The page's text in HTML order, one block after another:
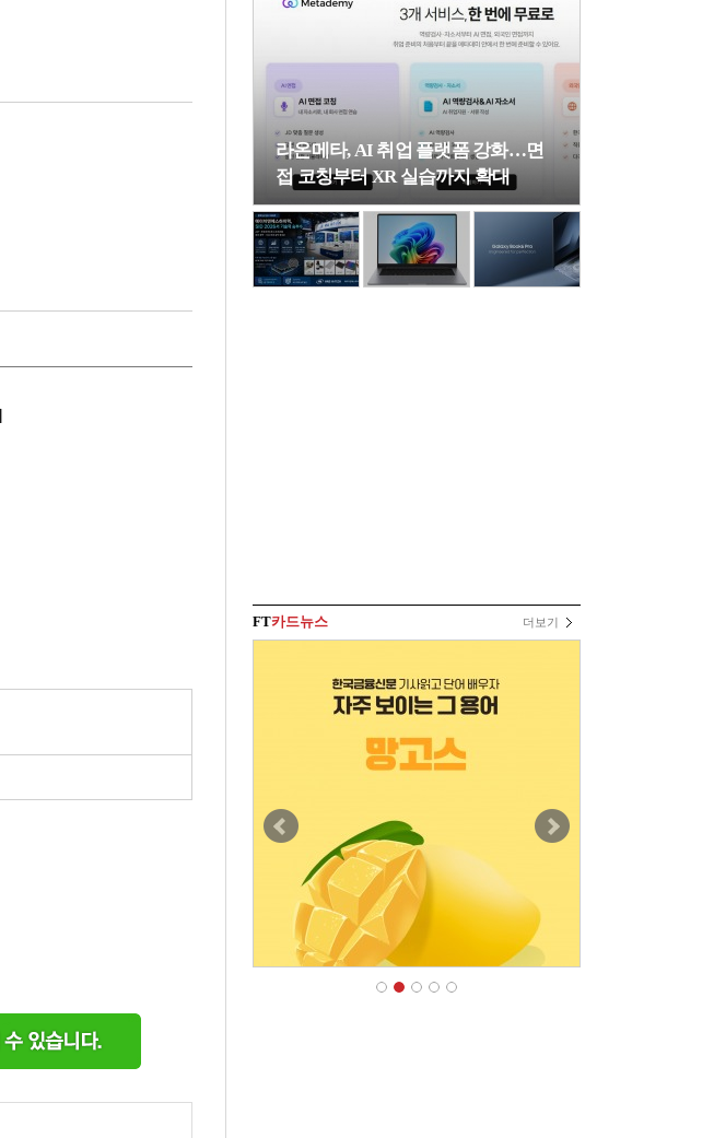
라온메타, AI 취업 플랫폼 강화…면
접 코칭부터 XR 실습까지 확대
FT카드뉴스 더보기